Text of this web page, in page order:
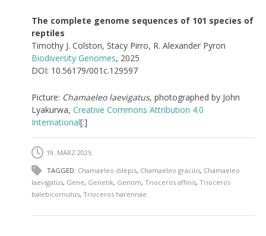
The complete genome sequences of 101 species of
reptiles
Timothy J. Colston, Stacy Pirro, R. Alexander Pyron
Biodiversity Genomes, 2025
DOI: 10.56179/001c.129597
Picture: Chamaeleo laevigatus, photographed by John
Lyakurwa, Creative Commons Attribution 4.0
International[:]
19. MÄRZ 2025
TAGGED: Chamaeleo dilepis, Chamaeleo gracilis, Chamaeleo
laevigatus, Gene, Genetik, Genom, Trioceros affinis, Trioceros
balebicornutus, Trioceros harennae